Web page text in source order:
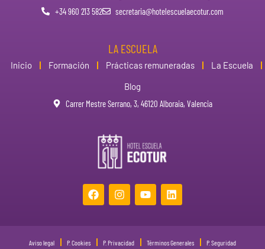
+34 960 213 582
secretaria@hotelescuelaecotur.com
LA ESCUELA
Inicio Formación Prácticas remuneradas
La Escuela
Blog
Carrer Mestre Serrano, 3, 46120 Alboraia, Valencia
Aviso legal P. Cookies P. Privacidad Términos Generales P. Seguridad